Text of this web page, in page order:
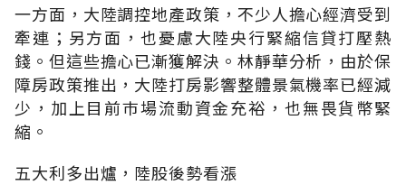
一方面，大陸調控地產政策，不少人擔心經濟受到
牽連；另方面，也憂慮大陸央行緊縮信貸打壓熱
錢。但這些擔心已漸獲解決。林靜華分析，由於保
障房政策推出，大陸打房影響整體景氣機率已經減
少，加上目前巿場流動資金充裕，也無畏貨幣緊
縮。
五大利多出爐，陸股後勢看漲